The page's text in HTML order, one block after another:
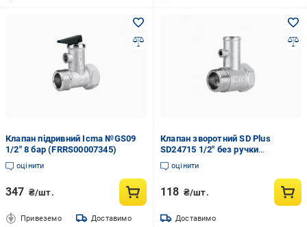
Клапан підривний Icma №GS09
1/2" 8 бар (FRRS00007345)
оцінити
347 ₴/шт.
Привеземо Доставимо
Клапан зворотний SD Plus
SD24715 1/2" без ручки
(FRRS00006810)
оцінити
118 ₴/шт.
Доставимо